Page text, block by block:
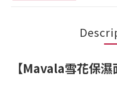
【Mavala雪花保濕